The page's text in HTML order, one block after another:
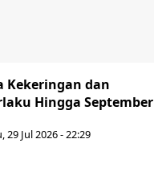
Kekeringan dan
Hingga September
29 Jul 2026 - 22:29